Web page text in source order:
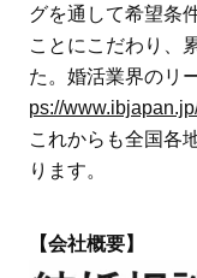
グを通して希望条
ことにこだわり、
た。婚活業界のリ
ps://
これからも全国各
ります。
【会社概要】